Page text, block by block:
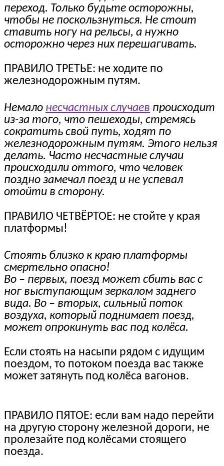
переход. Только будьте осторожны,
чтобы не поскользнуться. Не стоит
ставить ногу на рельсы, а нужно
осторожно через них перешагивать.
ПРАВИЛО ТРЕТЬЕ: не ходите по
железнодорожным путям.
Немало несчастных случаев происходит
из-за того, что пешеходы, стремясь
сократить свой путь, ходят по
железнодорожным путям. Этого нельзя
делать. Часто несчастные случаи
происходили оттого, что человек
поздно замечал поезд и не успевал
отойти в сторону.
ПРАВИЛО ЧЕТВЁРТОЕ: не стойте у края
платформы!
Стоять близко к краю платформы
смертельно опасно!
Во – первых, поезд может сбить вас с
ног выступающим зеркалом заднего
вида. Во – вторых, сильный поток
воздуха, который поднимает поезд,
может опрокинуть вас под колёса.
Если стоять на насыпи рядом с идущим
поездом, то потоком поезда вас также
может затянуть под колёса вагонов.
ПРАВИЛО ПЯТОЕ: если вам надо перейти
на другую сторону железной дороги, не
пролезайте под колёсами стоящего
поезда.